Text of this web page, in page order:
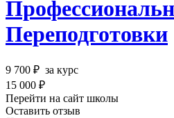
Переподготовки
9 700 ₽ за курс
15 000 ₽
Перейти на сайт школы
Оставить отзыв